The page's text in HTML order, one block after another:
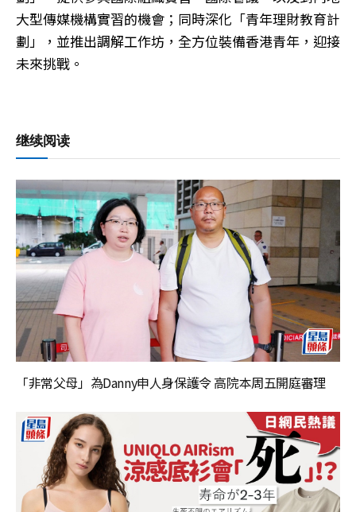
大型傳媒機構實習的機會；同時深化「青年理財教育計
劃」，並推出調解工作坊，全方位裝備香港青年，迎接
未來挑戰。
继续阅读
「非常父母」為Danny申人身保護令 高院本周五開庭審理